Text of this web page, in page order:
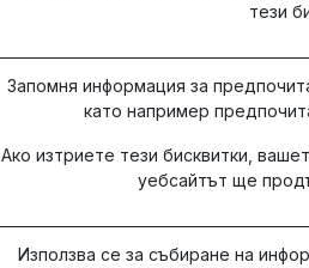
тези
Запомня информация за
като например
Ако изтриете тези бисквитки,
уебсайтът ще
Използва се за събиране на